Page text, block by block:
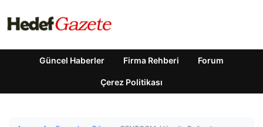
Güncel Haberler Firma Rehberi Forum
Çerez Politikası